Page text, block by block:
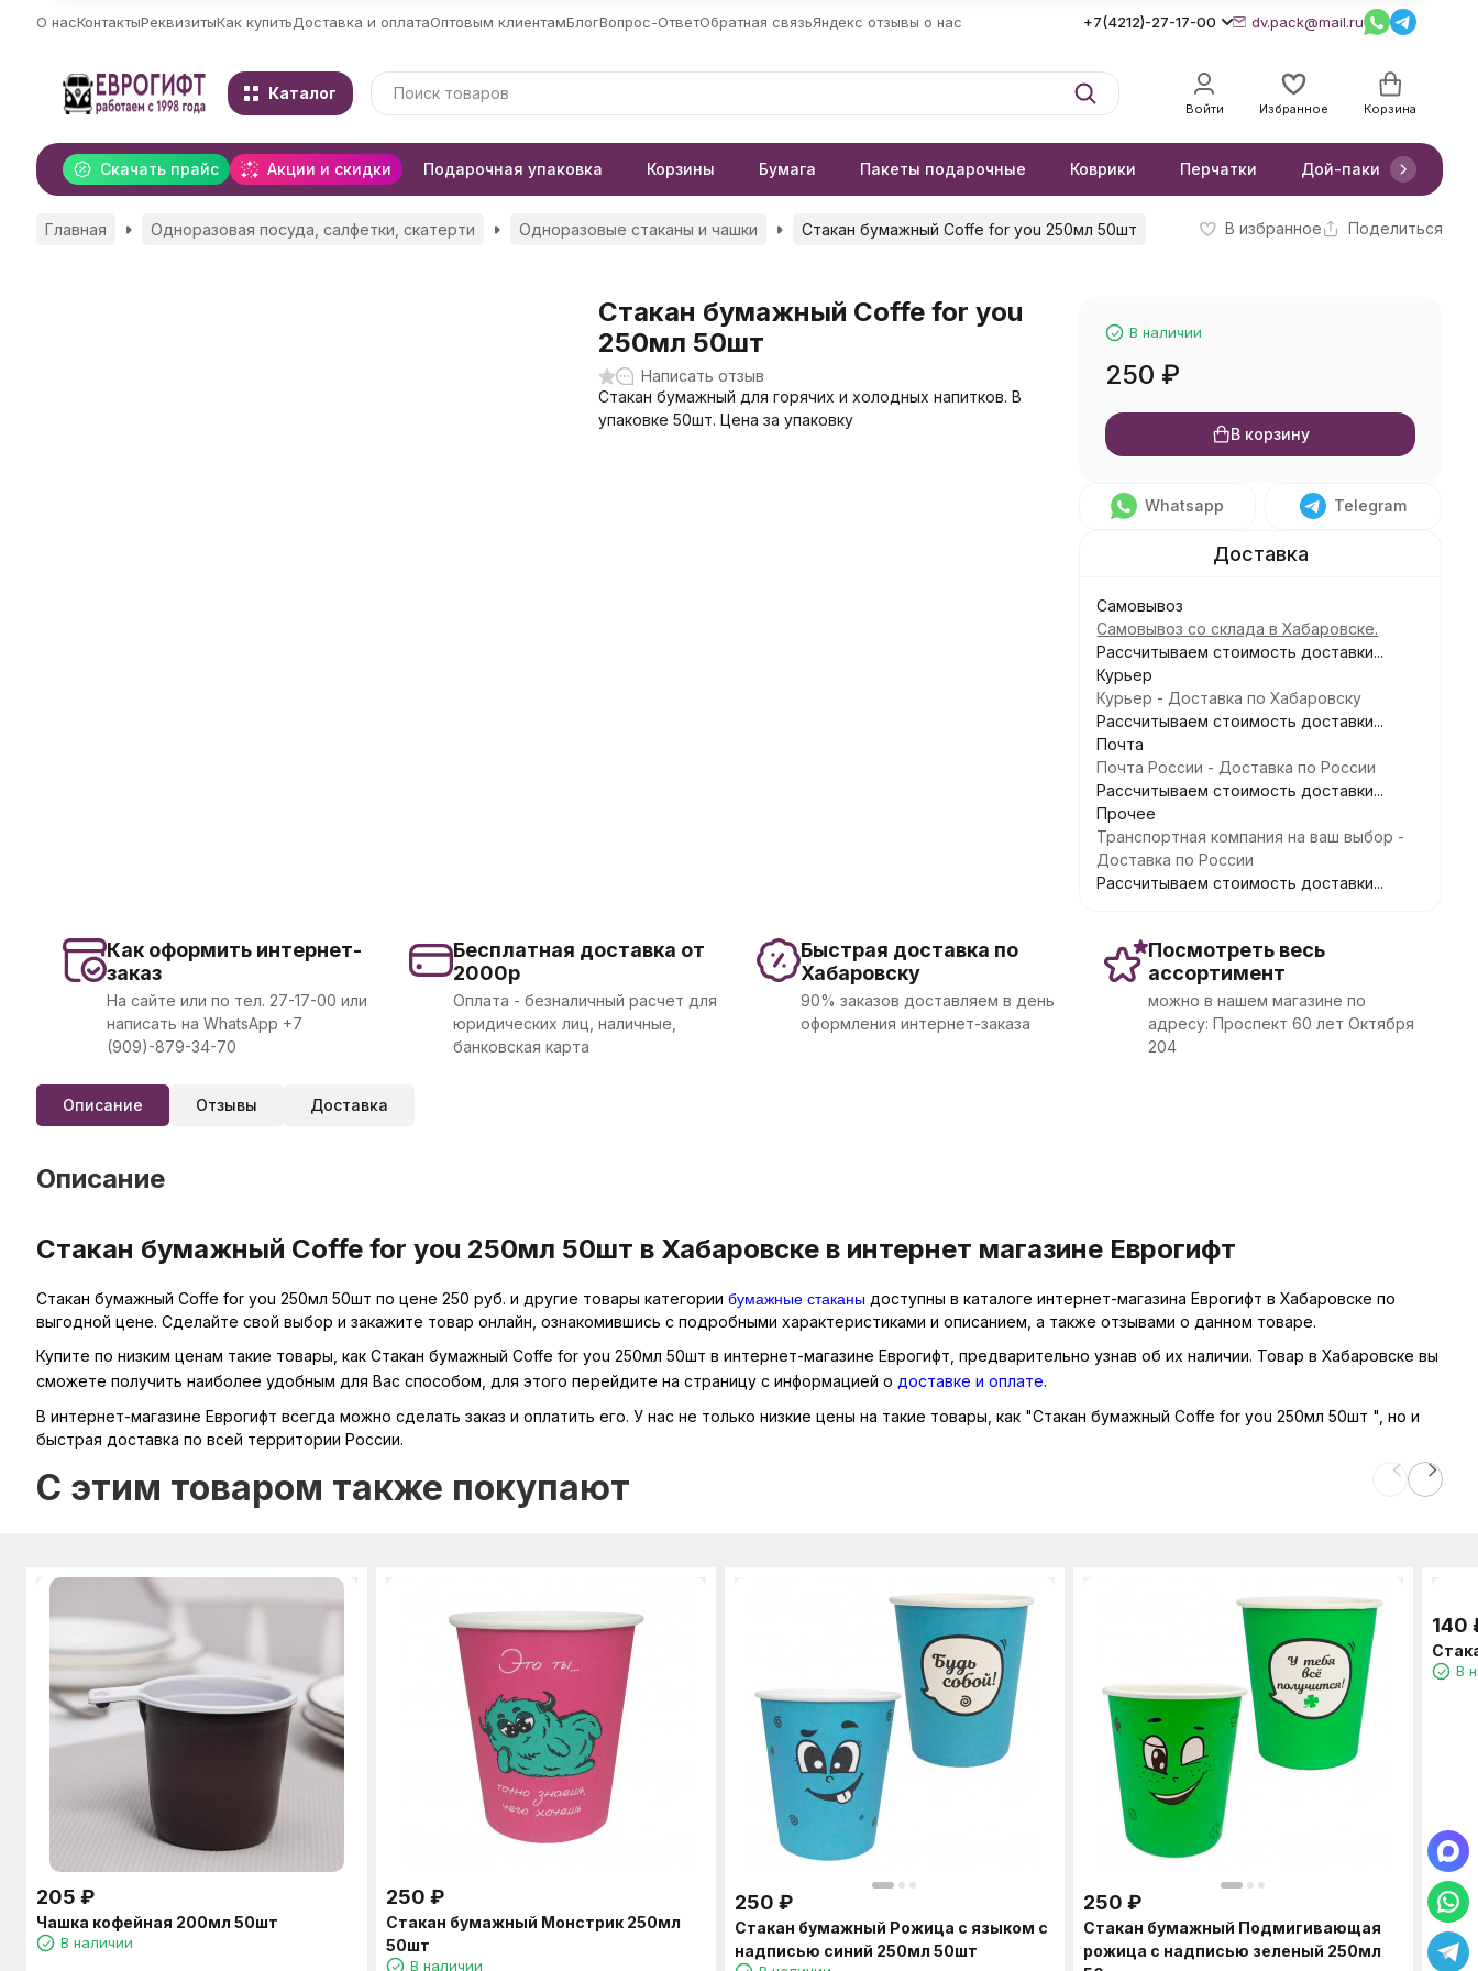
О насКонтактыРеквизитыКак купитьДоставка и оплатаОптовым клиентамБлогВопрос-ОтветОбратная связьЯндекс отзывы о нас +7(4212)-27-17-00 dv.pack@mail.ru
Каталог
Войти Избранное Корзина
Скачать прайс Акции и скидки Подарочная упаковка Корзины Бумага Пакеты подарочные Коврики Перчатки Дой-паки
Главная Одноразовая посуда, салфетки, скатерти Одноразовые стаканы и чашки Стакан бумажный Coffe for you 250мл 50шт В избранное Поделиться
Стакан бумажный Coffe for you
250мл 50шт
Написать отзыв
Стакан бумажный для горячих и холодных напитков. В
упаковке 50шт. Цена за упаковку
В наличии
250 ₽
В корзину
Whatsapp Telegram
Самовывоз
Самовывоз со склада в Хабаровске.
Рассчитываем стоимость доставки...
Курьер
Курьер - Доставка по Хабаровску
Рассчитываем стоимость доставки...
Почта
Почта России - Доставка по России
Рассчитываем стоимость доставки...
Прочее
Транспортная компания на ваш выбор -
Доставка по России
Рассчитываем стоимость доставки...
Как оформить интернет-
заказ
На сайте или по тел. 27-17-00 или
написать на WhatsApp +7
(909)-879-34-70
Бесплатная доставка от
2000р
Оплата - безналичный расчет для
юридических лиц, наличные,
банковская карта
Быстрая доставка по
Хабаровску
90% заказов доставляем в день
оформления интернет-заказа
Посмотреть весь
ассортимент
можно в нашем магазине по
адресу: Проспект 60 лет Октября
204
Описание Отзывы Доставка
Описание
Стакан бумажный Coffe for you 250мл 50шт в Хабаровске в интернет магазине Еврогифт
Стакан бумажный Coffe for you 250мл 50шт по цене 250 руб. и другие товары категории бумажные стаканыдоступны в каталоге интернет-магазина Еврогифт в Хабаровске по
выгодной цене. Сделайте свой выбор и закажите товар онлайн, ознакомившись с подробными характеристиками и описанием, а также отзывами о данном товаре.
Купите по низким ценам такие товары, как Стакан бумажный Coffe for you 250мл 50шт в интернет-магазине Еврогифт, предварительно узнав об их наличии. Товар в Хабаровске вы
сможете получить наиболее удобным для Вас способом, для этого перейдите на страницу с информацией о доставке и оплате.
В интернет-магазине Еврогифт всегда можно сделать заказ и оплатить его. У нас не только низкие цены на такие товары, как "Стакан бумажный Coffe for you 250мл 50шт ", но и
быстрая доставка по всей территории России.
C этим товаром также покупают
205 ₽
Чашка кофейная 200мл 50шт
В наличии
250 ₽
Стакан бумажный Монстрик 250мл
50шт
В наличии
250 ₽
Стакан бумажный Рожица с языком с
надписью синий 250мл 50шт
250 ₽
Стакан бумажный Подмигивающая
рожица с надписью зеленый 250мл
140
В